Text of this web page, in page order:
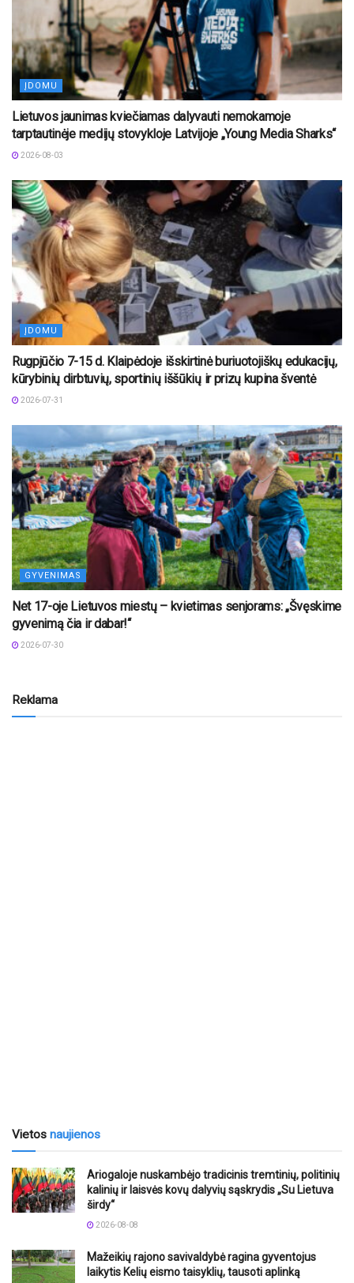
ĮDOMU
Lietuvos jaunimas kviečiamas dalyvauti nemokamoje
tarptautinėje medijų stovykloje Latvijoje „Young Media Sharks“
2026-08-03
ĮDOMU
Rugpjūčio 7-15 d. Klaipėdoje išskirtinė buriuotojiškų edukacijų,
kūrybinių dirbtuvių, sportinių iššūkių ir prizų kupina šventė
2026-07-31
GYVENIMAS
Net 17-oje Lietuvos miestų – kvietimas senjorams: „Švęskime
gyvenimą čia ir dabar!“
2026-07-30
Reklama
Vietos naujienos
Ariogaloje nuskambėjo tradicinis tremtinių, politinių
kalinių ir laisvės kovų dalyvių sąskrydis „Su Lietuva
širdy“
2026-08-08
Mažeikių rajono savivaldybė ragina gyventojus
laikytis Kelių eismo taisyklių, tausoti aplinką